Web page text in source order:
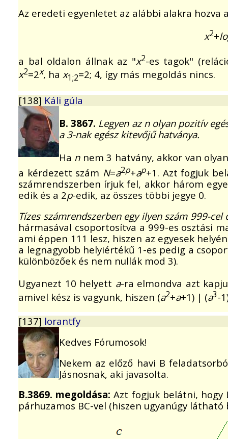
Az eredeti egyenletet az alábbi alakra hozva
x2+
a bal oldalon állnak az "x2-es tagok"
x2=2x, ha x1;2=2; 4, így más megoldás nincs.
[138] Káli gúla
B. 3867. Legyen az n olyan pozitív
a 3-nak egész kitevőjű hatványa.
Ha nnem 3 hatvány, akkor van
a kérdezett szám N=a2p+ap+1. Azt fogjuk
számrendszerben írjuk fel, akkor három
edik és a 2p-edik, az összes többi jegye 0.
Tízes számrendszerben egy ilyen szám 999-
hármasával csoportosítva a 999-es osztási
ami éppen 111 lesz, hiszen az egyesek
a legnagyobb helyiértékű 1-es pedig a
különbözőek és nem nullák mod 3).
Ugyanezt 10 helyett a-ra elmondva azt
amivel kész is vagyunk, hiszen (a2+a+1) | (a3-
[137] lorantfy
Kedves Fórumosok!
Nekem az előző havi B
Jásnosnak, aki javasolta.
B.3869. megoldása:Azt fogjuk belátni, hogy
párhuzamos BC-vel (hiszen ugyanúgy látható